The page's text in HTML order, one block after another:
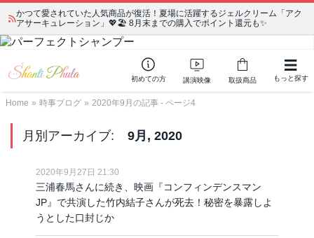
かつて愛されていた人気商品が復活！夏場に活躍するジェルクリーム「アク
アサーキュレーション」💖🏖️ 8月末までの購入でポイント還元も✨
初めての方 講演映像 取扱商品 もっと探す
Home » 時事ブログ » 2020年9月の記事 - ページ4
月別アーカイブ: 9月, 2020
2020年9月27日 21:30
三浦春馬さんに続き、映画『コンフィンデンスマン
JP』で共演した竹内結子さんが死去！秘密を暴露しよ
うとした口封じか